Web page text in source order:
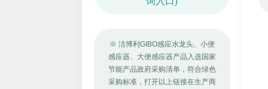
※ 洁博利GIBO感应水龙头、小便
感应器、大便感应器产品入选国家
节能产品政府采购清单，符合绿色
采购标准，打开以上链接在生产商